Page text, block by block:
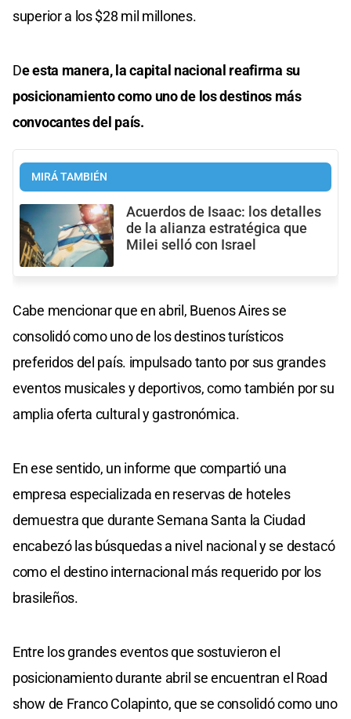
superior a los $28 mil millones.
De esta manera, la capital nacional reafirma su
posicionamiento como uno de los destinos más
convocantes del país.
MIRÁ TAMBIÉN
Acuerdos de Isaac: los detalles
de la alianza estratégica que
Milei selló con Israel
Cabe mencionar que en abril, Buenos Aires se
consolidó como uno de los destinos turísticos
preferidos del país. impulsado tanto por sus grandes
eventos musicales y deportivos, como también por su
amplia oferta cultural y gastronómica.
En ese sentido, un informe que compartió una
empresa especializada en reservas de hoteles
demuestra que durante Semana Santa la Ciudad
encabezó las búsquedas a nivel nacional y se destacó
como el destino internacional más requerido por los
brasileños.
Entre los grandes eventos que sostuvieron el
posicionamiento durante abril se encuentran el Road
show de Franco Colapinto, que se consolidó como uno